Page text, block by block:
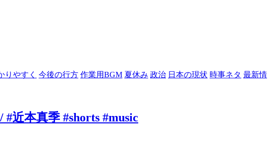
りやすく 今後の行方 作業用BGM 夏休み 政治 日本の現状 時事ネタ 最新情
近本真季 #shorts #music